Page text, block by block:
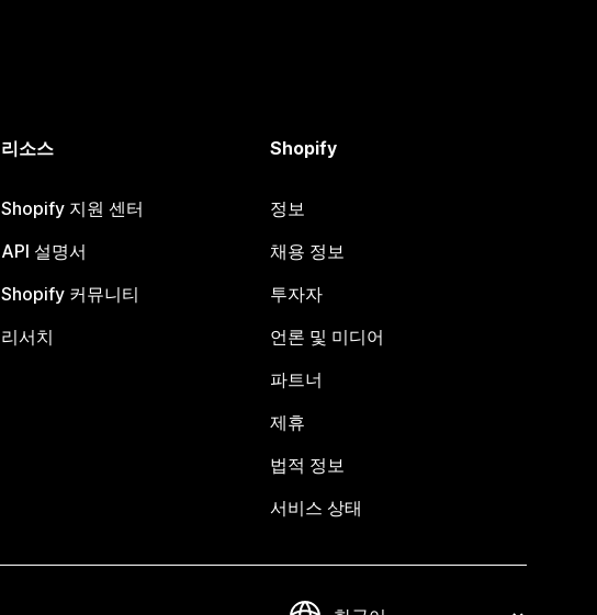
리소스
Shopify 지원 센터
API 설명서
Shopify 커뮤니티
리서치
Shopify
정보
채용 정보
투자자
언론 및 미디어
파트너
제휴
법적 정보
서비스 상태